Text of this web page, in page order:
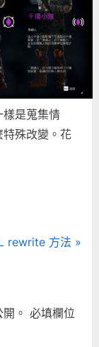
樣是蒐集情
殊改變。花
rewrite 方法
。 必填欄位